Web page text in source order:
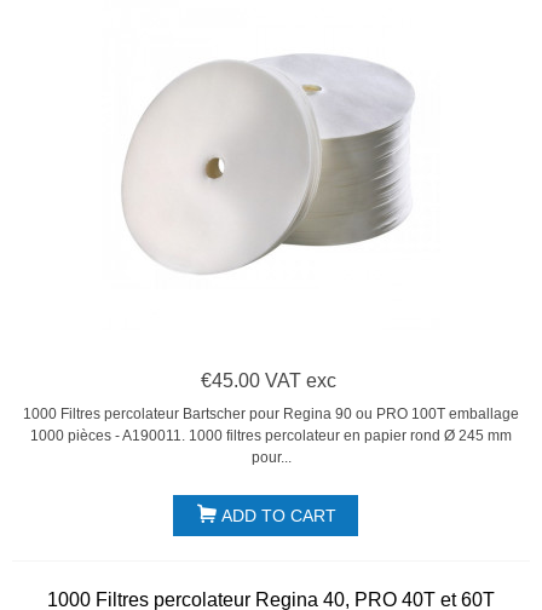
€45.00 VAT exc
1000 Filtres percolateur Bartscher pour Regina 90 ou PRO 100T emballage
1000 pièces - A190011. 1000 filtres percolateur en papier rond Ø 245 mm
pour...
ADD TO CART
1000 Filtres percolateur Regina 40, PRO 40T et 60T